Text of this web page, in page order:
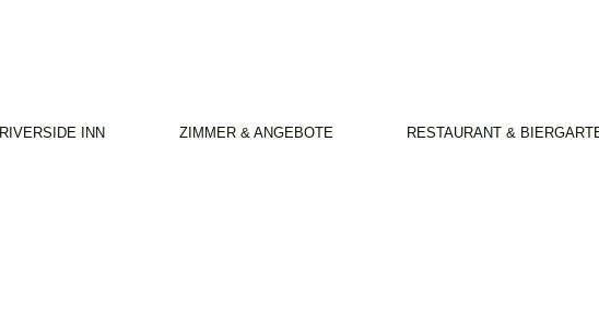
RIVERSIDE INN ZIMMER & ANGEBOTE RESTAURANT &